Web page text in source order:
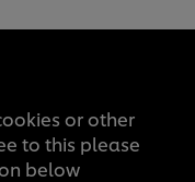
or other
to this please
below.